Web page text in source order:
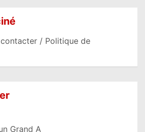
/ Politique de
Grand A